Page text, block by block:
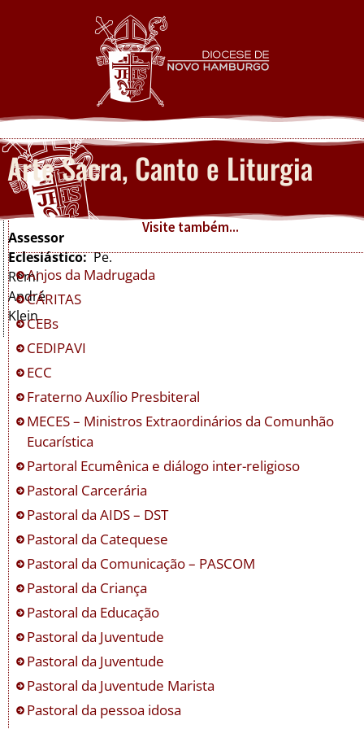
Arte Sacra, Canto e Liturgia
Assessor
Eclesiástico:Pe.
Remi
André
Klein
Visite também...
Anjos da Madrugada
CÁRITAS
CEBs
CEDIPAVI
ECC
Fraterno Auxílio Presbiteral
MECES – Ministros Extraordinários da Comunhão
Eucarística
Partoral Ecumênica e diálogo inter-religioso
Pastoral Carcerária
Pastoral da AIDS – DST
Pastoral da Catequese
Pastoral da Comunicação – PASCOM
Pastoral da Criança
Pastoral da Educação
Pastoral da Juventude
Pastoral da Juventude
Pastoral da Juventude Marista
Pastoral da pessoa idosa